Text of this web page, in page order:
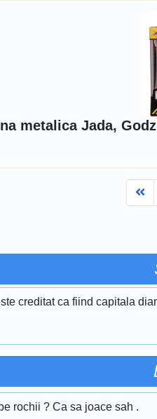
metalica Jada,
creditat ca fiind capitala
rochii ? Ca sa joace sah .